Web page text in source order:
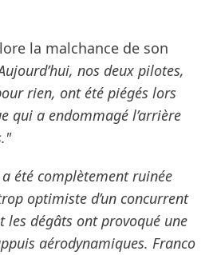
la malchance de son
nos deux pilotes,
rien, ont été piégés lors
qui a endommagé l’arrière
été complètement ruinée
optimiste d’un concurrent
les dégâts ont provoqué une
aérodynamiques. Franco